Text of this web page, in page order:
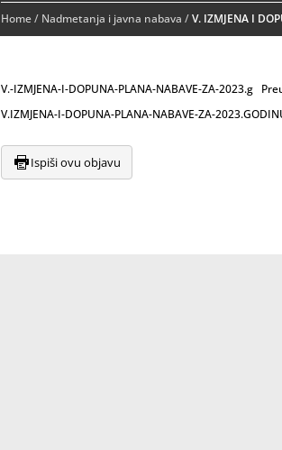
Home/ Nadmetanja i javna nabava /V. IZMJENA I
V.-IZMJENA-I-DOPUNA-PLANA-NABAVE-ZA-2023.g
V.IZMJENA-I-DOPUNA-PLANA-NABAVE-ZA-
Ispiši ovu objavu